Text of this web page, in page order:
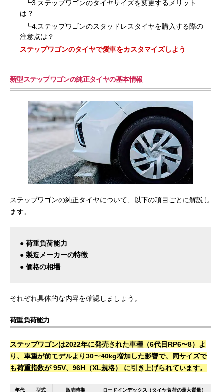
┗3.ステップワゴンのタイヤサイズを変更するメリット
は？
┗4.ステップワゴンのスタッドレスタイヤを購入する際の
注意点は？
ステップワゴンのタイヤで愛車をカスタマイズしよう
新型ステップワゴンの純正タイヤの基本情報
ステップワゴンの純正タイヤについて、以下の項目ごとに解説し
ます。
● 荷重負荷能力
● 製造メーカーの特徴
● 価格の相場
それぞれ具体的な内容を確認しましょう。
荷重負荷能力
ステップワゴンは2022年に発売された車種（6代目RP6〜8）よ
り、車重が前モデルより30〜40kg増加した影響で、同サイズで
も荷重指数が 95V、96H（XL規格） に引き上げられています。
年代 型式 販売時期 ロードインデックス（タイヤ負荷の最大質量）